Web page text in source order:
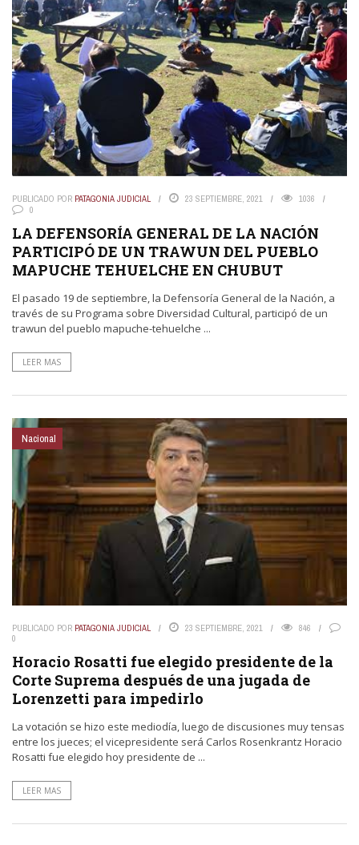
PUBLICADO POR PATAGONIA JUDICIAL 23 SEPTIEMBRE, 2021
1036
0
LA DEFENSORÍA GENERAL DE LA NACIÓN
PARTICIPÓ DE UN TRAWUN DEL PUEBLO
MAPUCHE TEHUELCHE EN CHUBUT
El pasado 19 de septiembre, la Defensoría General de la Nación, a
través de su Programa sobre Diversidad Cultural, participó de un
trawun del pueblo mapuche-tehuelche ...
LEER MAS
Nacional
PUBLICADO POR PATAGONIA JUDICIAL 23 SEPTIEMBRE, 2021
846
0
Horacio Rosatti fue elegido presidente de la
Corte Suprema después de una jugada de
Lorenzetti para impedirlo
La votación se hizo este mediodía, luego de discusiones muy tensas
entre los jueces; el vicepresidente será Carlos Rosenkrantz Horacio
Rosatti fue elegido hoy presidente de ...
LEER MAS